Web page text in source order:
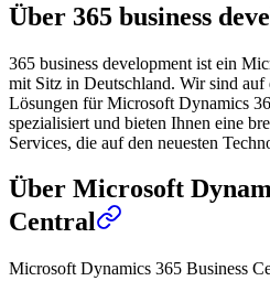
Über 365 business
365 business development ist ein
mit Sitz in Deutschland. Wir sind
Lösungen für Microsoft Dynamics
spezialisiert und bieten Ihnen eine
Services, die auf den neuesten
Über Microsoft
Central
Microsoft Dynamics 365 Business